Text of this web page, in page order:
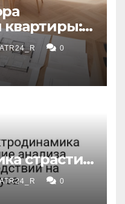
квартиры:
0
страсти:
на
0